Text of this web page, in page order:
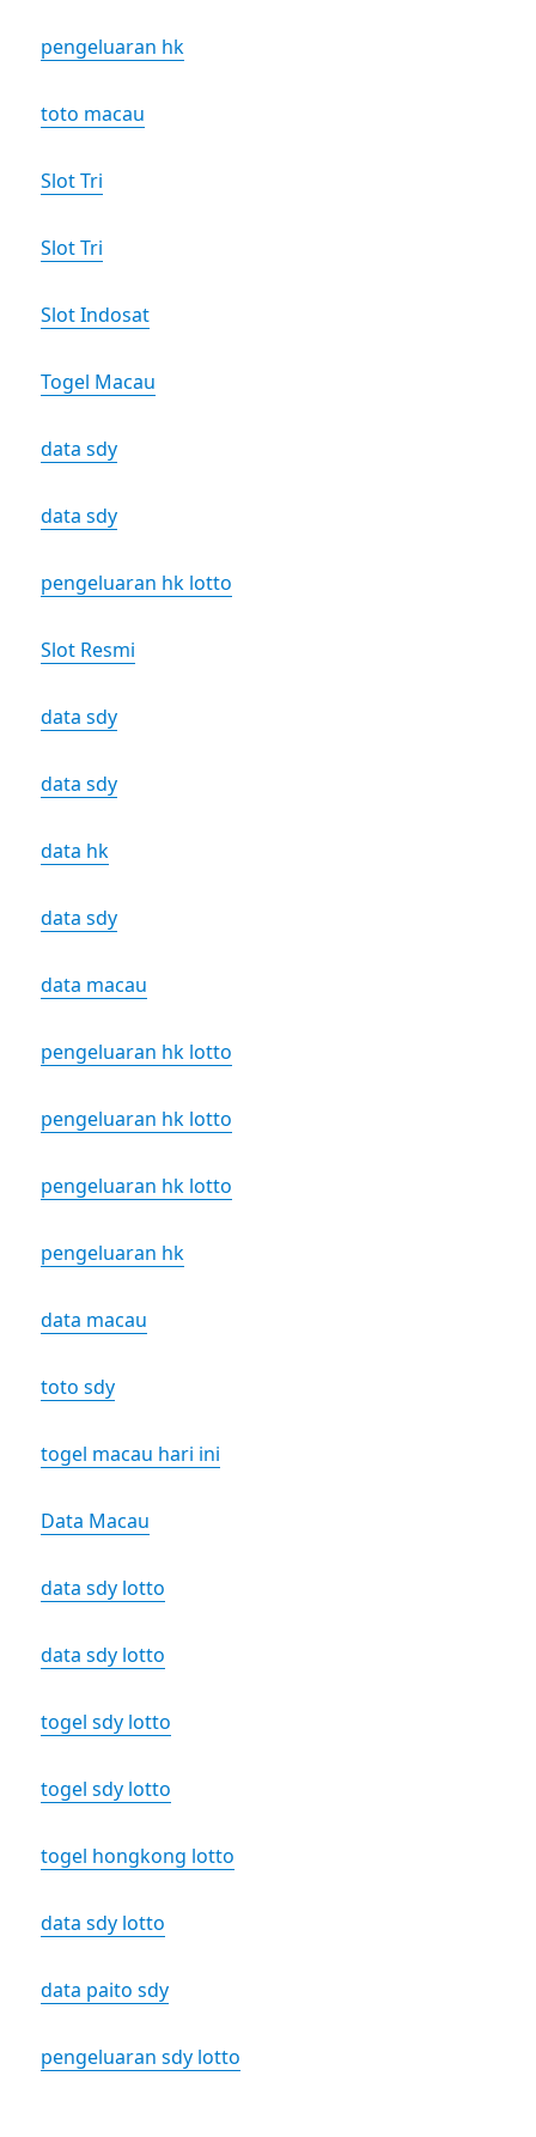
pengeluaran hk
toto macau
Slot Tri
Slot Tri
Slot Indosat
Togel Macau
data sdy
data sdy
pengeluaran hk lotto
Slot Resmi
data sdy
data sdy
data hk
data sdy
data macau
pengeluaran hk lotto
pengeluaran hk lotto
pengeluaran hk lotto
pengeluaran hk
data macau
toto sdy
togel macau hari ini
Data Macau
data sdy lotto
data sdy lotto
togel sdy lotto
togel sdy lotto
togel hongkong lotto
data sdy lotto
data paito sdy
pengeluaran sdy lotto